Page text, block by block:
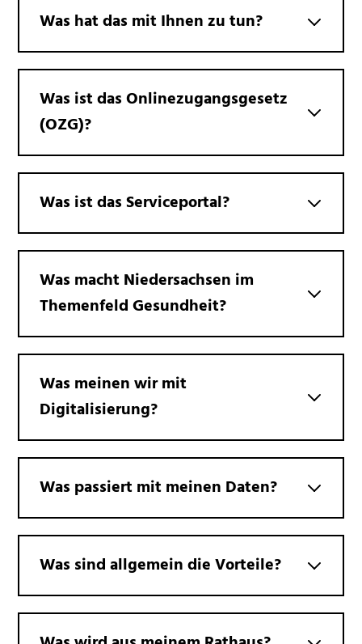
Was hat das mit Ihnen zu tun?
Was ist das Onlinezugangsgesetz
(OZG)?
Was ist das Serviceportal?
Was macht Niedersachsen im
Themenfeld Gesundheit?
Was meinen wir mit
Digitalisierung?
Was passiert mit meinen Daten?
Was sind allgemein die Vorteile?